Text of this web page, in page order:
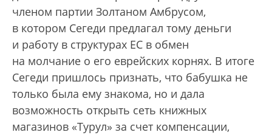
членом партии Золтаном Амбрусом,
в котором Сегеди предлагал тому деньги
и работу в структурах ЕС в обмен
на молчание о его еврейских корнях. В итоге
Сегеди пришлось признать, что бабушка не
только была ему знакома, но и дала
возможность открыть сеть книжных
магазинов «Турул» за счет компенсации,